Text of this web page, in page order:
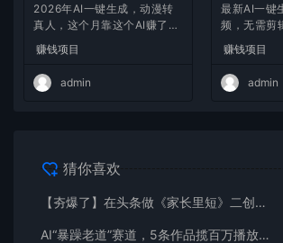
2026年AI一键生成，动漫转
真人，这个月靠这个AI赚了2
赚钱项目
admin
最新AI一键
频，无需剪
+
赚钱项目
admin
猜你喜欢
【夯爆了】在头条做《家长里短》二创小故事，这个月收益2w+
AI“暴躁老道”赛道，5条作品揽百万播放！（附变现全攻略）